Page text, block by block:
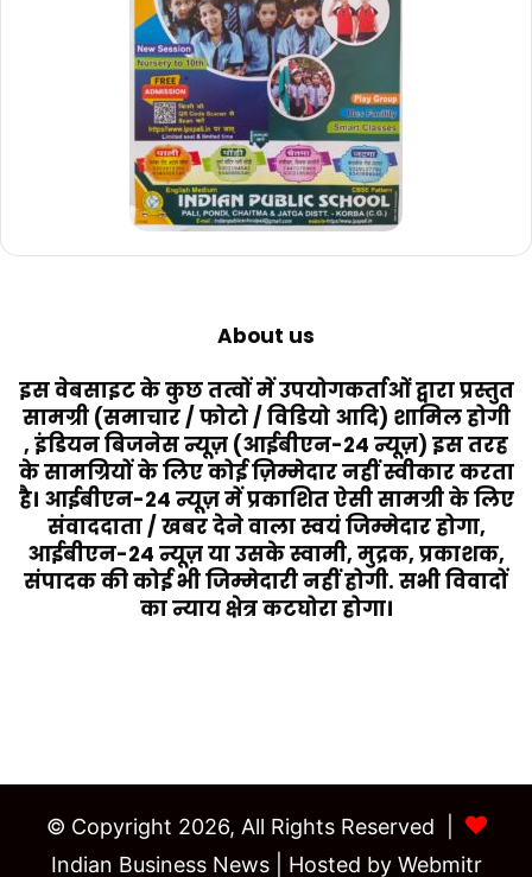
About us
इस वेबसाइट के कुछ तत्वों में उपयोगकर्ताओं द्वारा प्रस्तुत
सामग्री (समाचार / फोटो / विडियो आदि) शामिल होगी
, इंडियन बिजनेस न्यूज़ (आईबीएन-24 न्यूज़) इस तरह
के सामग्रियों के लिए कोई ज़िम्मेदार नहीं स्वीकार करता
है। आईबीएन-24 न्यूज़ में प्रकाशित ऐसी सामग्री के लिए
संवाददाता / खबर देने वाला स्वयं जिम्मेदार होगा,
आईबीएन-24 न्यूज़ या उसके स्वामी, मुद्रक, प्रकाशक,
संपादक की कोई भी जिम्मेदारी नहीं होगी. सभी विवादों
का न्याय क्षेत्र कटघोरा होगा।
© Copyright 2026, All Rights Reserved |
Indian Business News| Hosted by Webmitr